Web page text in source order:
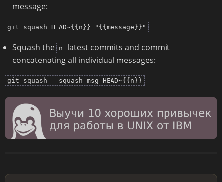
message:
git squash HEAD~{{n}} "{{message}}"
Squash the n
latest commits and commit
concatenating all individual messages:
git squash --squash-msg HEAD~{{n}}